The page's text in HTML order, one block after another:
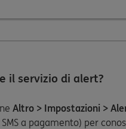
il servizio di alert?
Altro > Impostazioni >
a pagamento) per